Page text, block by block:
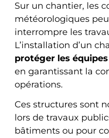
Sur un chantier, les
météorologiques
interrompre les
L’installation d’un
protéger les
en garantissant la
opérations.
Ces structures sont
lors de travaux
bâtiments ou pour